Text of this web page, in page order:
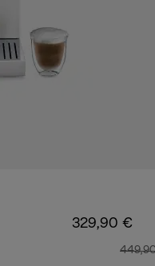
329,90 €